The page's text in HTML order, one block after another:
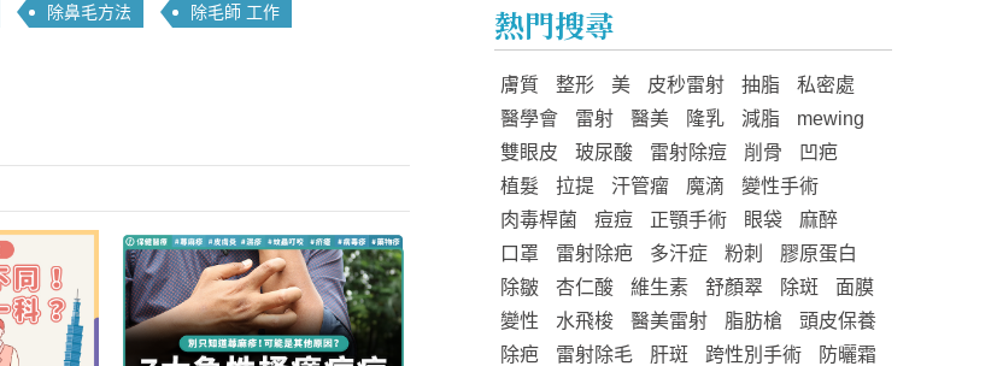
除鼻毛方法 除毛師 工作 熱門搜尋
膚質 整形 美 皮秒雷射 抽脂
私密處
醫學會
雷射 醫美 隆乳 減脂
mewing
雙眼皮
玻尿酸 雷射除痘 削骨
凹疤
植髮
拉提 汗管瘤 魔滴
變性手術
肉毒桿菌
痘痘 正顎手術 眼袋
麻醉
口罩
雷射除疤 多汗症 粉刺
膠原蛋白
除皺
杏仁酸 維生素 舒顏翠 除斑
面膜
變性
水飛梭 醫美雷射 脂肪槍
頭皮保養
除疤
雷射除毛 肝斑 跨性別手術
防曬霜